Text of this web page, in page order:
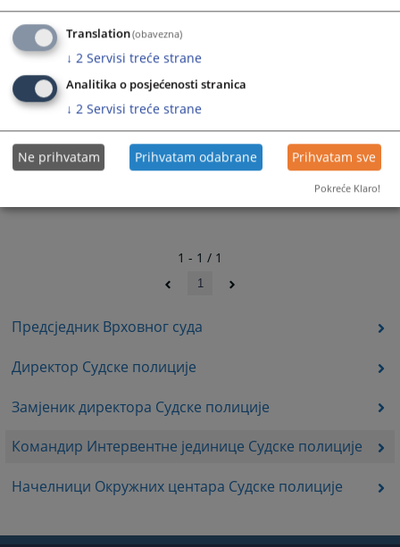
Предсједник Врховног суда
Директор Судске полиције
Замјеник директора Судске полиције
Командир Интервентне јединице Судске полиције
Начелници Окружних центара Судске полиције
1 - 1 / 1
1
Translation(obavezna)
↓ 2 Servisi treće strane
Analitika o posjećenosti stranica
↓ 2 Servisi treće strane
Ne prihvatam Prihvatam odabrane Prihvatam sve
Pokreće Klaro!